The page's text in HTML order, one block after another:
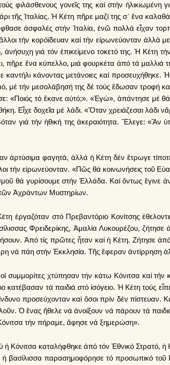
φι­λά­σθε­νους γο­νεῖς της καί στήν ἡ­λι­κι­ω­μέ­νη
τῆς Ἰτα­λί­ας. Ἡ Κέ­τη πῆ­ρε μα­ζί της σ᾿ ἕ­να
ἀ­σφα­λές στήν Ἰ­τα­λί­α, ἐ­νῶ πολ­λά εἶ­χαν
τήν κο­ρό­ϊ­δευ­αν καί τήν εἰ­ρω­νεύ­ον­ταν ἀλ­λά
ἀ­νή­συ­χη γιά τόν ἐ­πι­κεί­με­νο το­κε­τό της. Ἡ Κέ­τη
πῆ­ρε ἕ­να κύ­πελ­λο, μιά φουρ­κέ­τα ἀ­πό τά μαλ­λιά
κα­ντή­λι κά­νο­ντας με­τά­νοι­ες καί προ­σευ­χή­θη­κε.
μέ τήν με­σο­λά­βη­σή της δέ τούς ἔ­δω­σαν τρο­φή
«Ποι­ός τό ἔ­κα­νε αὐ­τό;». «Ἐ­γώ», ἀ­πάν­τη­σε μέ
Εἶχε δο­χεῖ­α μέ λά­δι. «Ὅ­ταν χρει­ά­ζε­σαι λά­δι
γιά τήν ἠ­θι­κή της ἀ­κε­ραι­ό­τη­τα. Ἔ­λε­γε: «Ἄν
ἀρ­τύ­σι­μα φα­γη­τά, ἀλ­λά ἡ Κέ­τη δέν ἔ­τρω­γε
τήν εἰ­ρω­νεύ­ον­ταν. «Πῶς θά κοι­νω­νή­σεις τοῦ
θά γυ­ρί­σου­με στήν Ἑλ­λά­δα. Καί ὄν­τως
τῶν Ἀ­χράν­των Μυ­στη­ρί­ων.
ἐρ­γα­ζό­ταν στό Πρε­βαν­τό­ριο Κο­νί­τσης
Φρει­δε­ρί­κης, Ἀ­μα­λί­α Λυ­κου­ρέ­ζου,
Ἀ­πό τίς πρῶ­τες ἦταν καί ἡ Κέ­τη. Ζή­τη­σε
νά πά­η στήν Ἐκ­κλη­σί­α. Τῆς ἔ­φε­ραν ἀντίρ­ρη­ση
συμ­μο­ρί­τες χτύ­πη­σαν τήν κά­τω Κό­νι­τσα καί
κα­τέ­βα­σαν τά παι­διά στό ἰ­σό­γειο. Ἡ Κέ­τη τούς
προ­σεύ­χον­ταν καί ὅ­σοι πρίν δέν πί­στευ­αν.
Ὁ ἕ­νας ἤ­θε­λε νά ἀ­νοί­ξουν νά πά­ρουν τά
τήν πή­ρα­με, ἄ­φη­σε νά ξη­με­ρώ­ση».
Κό­νι­τσα κα­τα­λή­φθη­κε ἀ­πό τόν Ἐ­θνι­κό Στρα­τό, ἡ
βα­σί­λισ­σα πα­ρα­ση­μο­φό­ρη­σε τό προ­σω­πι­κό